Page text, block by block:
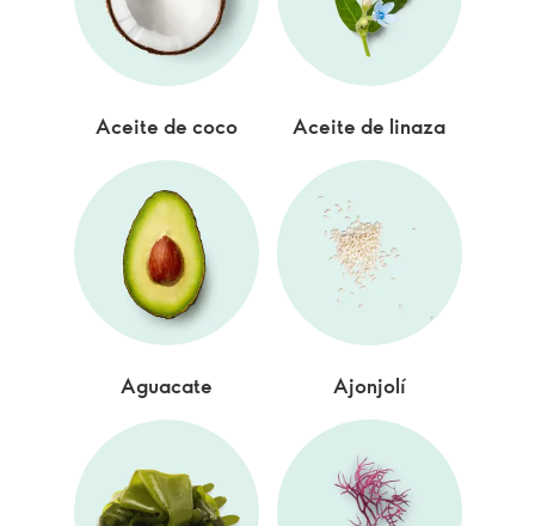
Aceite de coco Aceite de linaza
Aguacate Ajonjolí